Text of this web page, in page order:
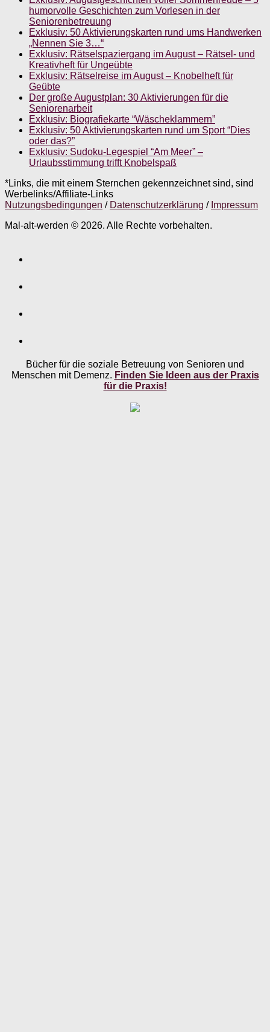
humorvolle Geschichten zum Vorlesen in der
Seniorenbetreuung
Exklusiv: 50 Aktivierungskarten rund ums Handwerken
„Nennen Sie 3…“
Exklusiv: Rätselspaziergang im August – Rätsel- und
Kreativheft für Ungeübte
Exklusiv: Rätselreise im August – Knobelheft für
Geübte
Der große Augustplan: 30 Aktivierungen für die
Seniorenarbeit
Exklusiv: Biografiekarte “Wäscheklammern”
Exklusiv: 50 Aktivierungskarten rund um Sport “Dies
oder das?”
Exklusiv: Sudoku-Legespiel “Am Meer” –
Urlaubsstimmung trifft Knobelspaß
*Links, die mit einem Sternchen gekennzeichnet sind, sind
Werbelinks/Affiliate-Links
Nutzungsbedingungen / Datenschutzerklärung / Impressum
Mal-alt-werden © 2026. Alle Rechte vorbehalten.
Bücher für die soziale Betreuung von Senioren und
Menschen mit Demenz. Finden Sie Ideen aus der Praxis
für die Praxis!